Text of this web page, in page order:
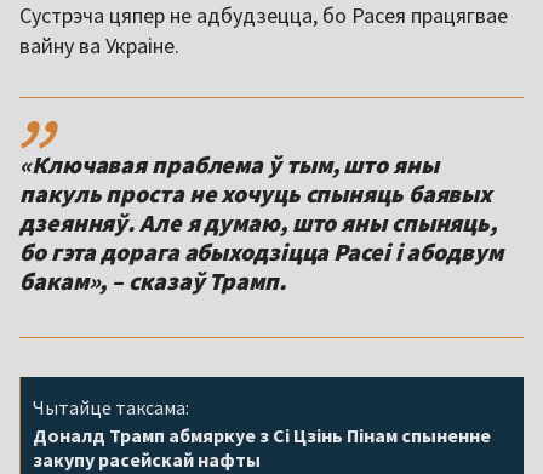
Сустрэча цяпер не адбудзецца, бо Расея працягвае
вайну ва Украіне.
,,
«Ключавая праблема ў тым, што яны
пакуль проста не хочуць спыняць баявых
дзеянняў. Але я думаю, што яны спыняць,
бо гэта дорага абыходзіцца Расеі і абодвум
бакам», – сказаў Трамп.
Чытайце таксама:
Доналд Трамп абмяркуе з Сі Цзінь Пінам спыненне
закупу расейскай нафты